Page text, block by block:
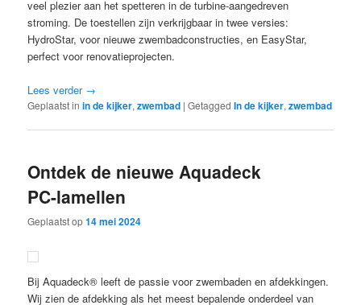
veel plezier aan het spetteren in de turbine-aangedreven
stroming. De toestellen zijn verkrijgbaar in twee versies:
HydroStar, voor nieuwe zwembadconstructies, en EasyStar,
perfect voor renovatieprojecten.
Lees verder →
Geplaatst in in de kijker,zwembad |Getagged In de kijker,zwembad
Ontdek de nieuwe Aquadeck
PC-lamellen
Geplaatst op14 mei 2024
Bij Aquadeck® leeft de passie voor zwembaden en afdekkingen.
Wij zien de afdekking als het meest bepalende onderdeel van